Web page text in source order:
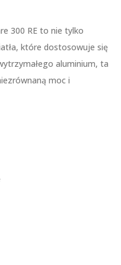
300 RE to nie tylko
które dostosowuje się
aluminium, ta
moc i